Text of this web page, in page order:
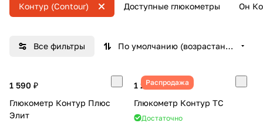
Доступные глюкометры Он
Контур (Contour)
Все фильтры По умолчанию (возрастание)
1 590 ₽
Глюкометр Контур Плюс
Элит
Распродажа
1 290 ₽
Глюкометр Контур ТС
Достаточно